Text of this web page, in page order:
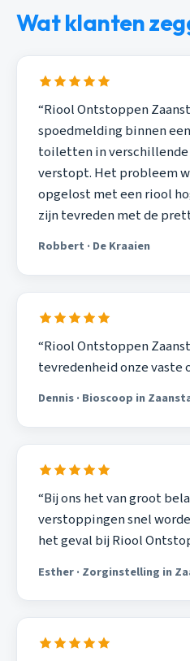
Wat klanten
“Riool Ontstoppen
spoedmelding binnen
toiletten in verschillende
verstopt. Het probleem
opgelost met een riool
zijn tevreden met de
Robbert · De Kraaien
“Riool Ontstoppen
tevredenheid onze vaste
Dennis · Bioscoop in
“Bij ons het van groot
verstoppingen snel
het geval bij Riool
Esther · Zorginstelling in